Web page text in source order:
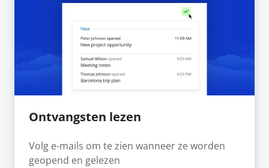
Ontvangsten lezen
Volg e-mails om te zien wanneer ze worden
geopend en gelezen